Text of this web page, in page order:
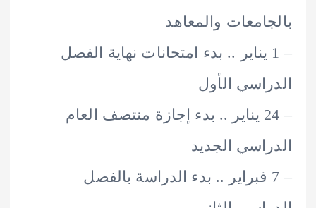
والمعاهد
1 يناير .. بدء امتحانات نهاية الفصل
الأول
– 24 يناير .. بدء إجازة منتصف العام
الجديد
7 فبراير .. بدء الدراسة بالفصل